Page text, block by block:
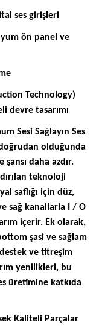
ses girişleri
ön panel ve
Technology)
devre tasarımı
Sesi Sağlayın Ses
olduğunda
daha azdır.
teknoloji
saflığı için düz,
sağ kanallarla I / O
içerir. Ek olarak,
şasi ve sağlam
ve titreşim
yenilikleri, bu
üretimine katkıda
Kaliteli Parçalar